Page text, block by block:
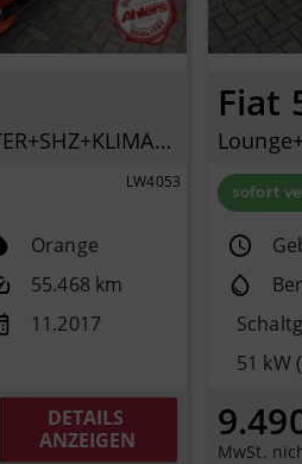
passion+PANO+ALLWETTER+SHZ+KLIMAAUTO+BLUETOOTH+PDC+
LW4053
Orange
55.468 km
11.2017
DETAILS
ANZEIGEN
Fiat
sofort
51 kW
MwSt.